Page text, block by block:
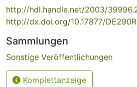
http://hdl.handle.net/2003/
http://dx.doi.org/10.17877/
Sammlungen
Sonstige Veröffentlichungen
Komplettanzeige